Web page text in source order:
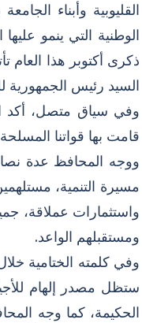
القليوبية وأبناء
الوطنية التي ينمو
ذكرى أكتوبر هذا
السيد رئيس الجمهورية
وفي سياق متصل، أكد
قامت بها قواتنا
ووجه المحافظ عدة
مسيرة التنمية،
واستثمارات عملاقة،
ومستقبلهم الواعد.
وفي كلمته الختامية
ستظل مصدر إلهام
الحكيمة، كما وجه